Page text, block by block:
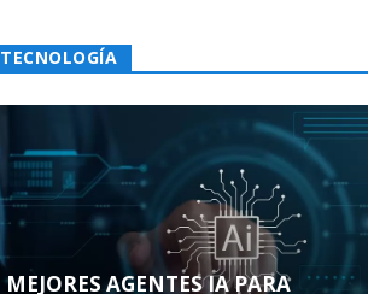
TECNOLOGÍA
MEJORES AGENTES IA PARA